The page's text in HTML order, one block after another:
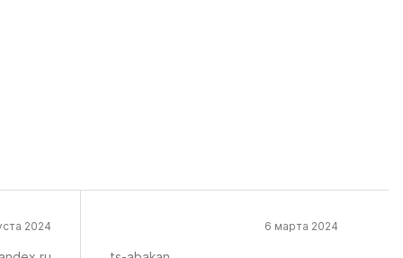
2024 6 марта 2024